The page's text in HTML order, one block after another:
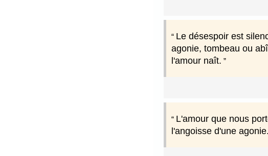
Le désespoir est
agonie, tombeau ou
l'amour naît.
L'amour que nous
l'angoisse d'une agonie.